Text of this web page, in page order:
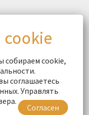
собираем cookie,
соглашаетесь
Управлять